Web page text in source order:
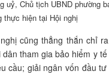
Chủ tịch UBND phường
thực hiện tại Hội nghị
cũng thẳng thắn chỉ
tham gia bảo hiểm y
cầu; giải ngân vốn đầu